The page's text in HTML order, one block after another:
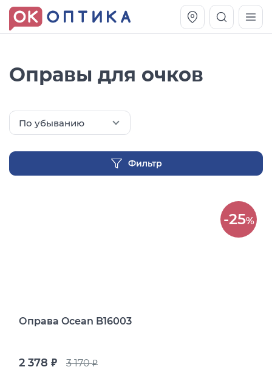
Оправы для очков
По убыванию
Фильтр
-25%
Оправа Ocean B16003
2 378 руб. 3 170руб.
Оправа Vogue OVO 4025